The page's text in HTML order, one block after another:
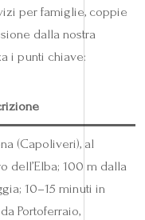
per famiglie, coppie
dalla nostra
i punti chiave:
(Capoliveri), al
dell’Elba; 100 m dalla
10–15 minuti in
Portoferraio,